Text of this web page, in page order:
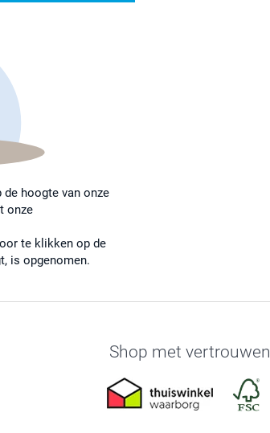
hoogte van onze
onze
te klikken op de
is opgenomen.
Shop met vertrouwen